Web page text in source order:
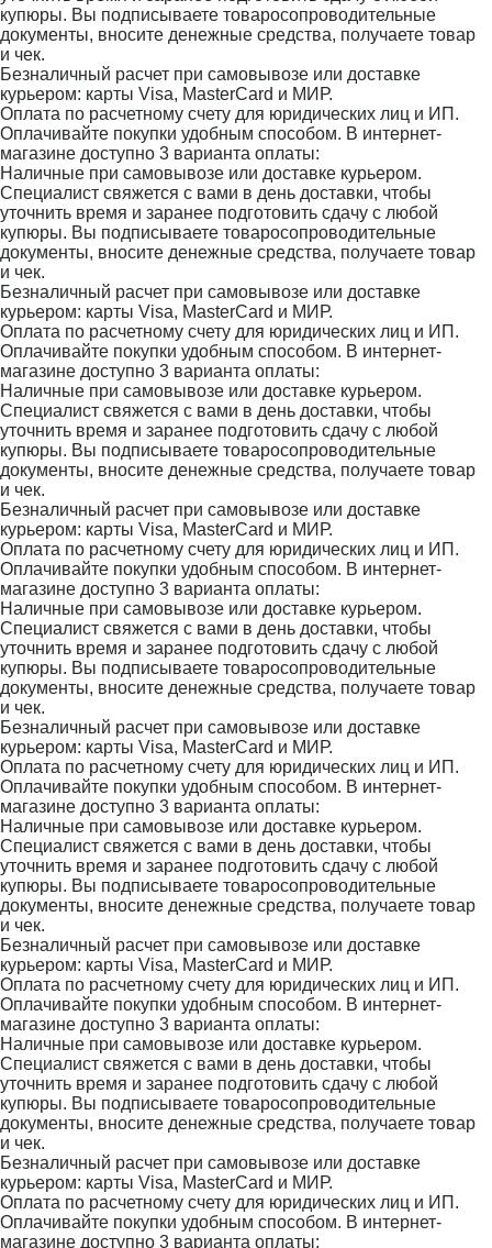
купюры. Вы подписываете товаросопроводительные
документы, вносите денежные средства, получаете товар
и чек.
Безналичный расчет при самовывозе или доставке
курьером: карты Visa, MasterCard и МИР.
Оплата по расчетному счету для юридических лиц и ИП.
Оплачивайте покупки удобным способом. В интернет-
магазине доступно 3 варианта оплаты:
Наличные при самовывозе или доставке курьером.
Специалист свяжется с вами в день доставки, чтобы
уточнить время и заранее подготовить сдачу с любой
купюры. Вы подписываете товаросопроводительные
документы, вносите денежные средства, получаете товар
и чек.
Безналичный расчет при самовывозе или доставке
курьером: карты Visa, MasterCard и МИР.
Оплата по расчетному счету для юридических лиц и ИП.
Оплачивайте покупки удобным способом. В интернет-
магазине доступно 3 варианта оплаты:
Наличные при самовывозе или доставке курьером.
Специалист свяжется с вами в день доставки, чтобы
уточнить время и заранее подготовить сдачу с любой
купюры. Вы подписываете товаросопроводительные
документы, вносите денежные средства, получаете товар
и чек.
Безналичный расчет при самовывозе или доставке
курьером: карты Visa, MasterCard и МИР.
Оплата по расчетному счету для юридических лиц и ИП.
Оплачивайте покупки удобным способом. В интернет-
магазине доступно 3 варианта оплаты:
Наличные при самовывозе или доставке курьером.
Специалист свяжется с вами в день доставки, чтобы
уточнить время и заранее подготовить сдачу с любой
купюры. Вы подписываете товаросопроводительные
документы, вносите денежные средства, получаете товар
и чек.
Безналичный расчет при самовывозе или доставке
курьером: карты Visa, MasterCard и МИР.
Оплата по расчетному счету для юридических лиц и ИП.
Оплачивайте покупки удобным способом. В интернет-
магазине доступно 3 варианта оплаты:
Наличные при самовывозе или доставке курьером.
Специалист свяжется с вами в день доставки, чтобы
уточнить время и заранее подготовить сдачу с любой
купюры. Вы подписываете товаросопроводительные
документы, вносите денежные средства, получаете товар
и чек.
Безналичный расчет при самовывозе или доставке
курьером: карты Visa, MasterCard и МИР.
Оплата по расчетному счету для юридических лиц и ИП.
Оплачивайте покупки удобным способом. В интернет-
магазине доступно 3 варианта оплаты:
Наличные при самовывозе или доставке курьером.
Специалист свяжется с вами в день доставки, чтобы
уточнить время и заранее подготовить сдачу с любой
купюры. Вы подписываете товаросопроводительные
документы, вносите денежные средства, получаете товар
и чек.
Безналичный расчет при самовывозе или доставке
курьером: карты Visa, MasterCard и МИР.
Оплата по расчетному счету для юридических лиц и ИП.
Оплачивайте покупки удобным способом. В интернет-
магазине доступно 3 варианта оплаты: